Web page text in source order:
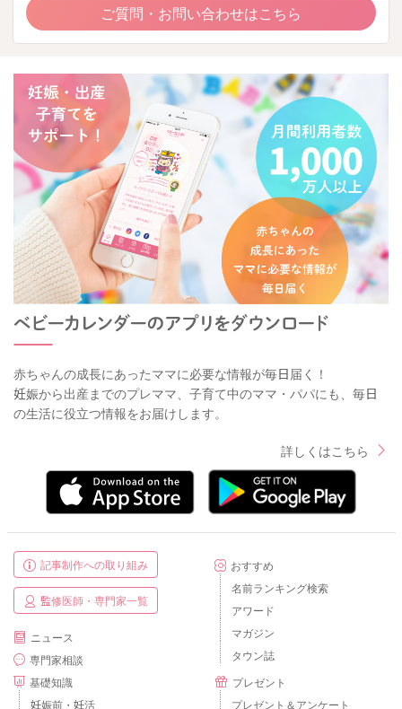
ご質問・お問い合わせはこちら
赤ちゃんの成長にあったママに必要な情報が毎日届く！
妊娠から出産までのプレママ、子育て中のママ・パパにも、毎日
の生活に役立つ情報をお届けします。
詳しくはこちら
記事制作への取り組み
監修医師・専門家一覧
ニュース
専門家相談
基礎知識
妊娠前・妊活
おすすめ
名前ランキング検索
アワード
マガジン
タウン誌
プレゼント
プレゼント＆アンケート